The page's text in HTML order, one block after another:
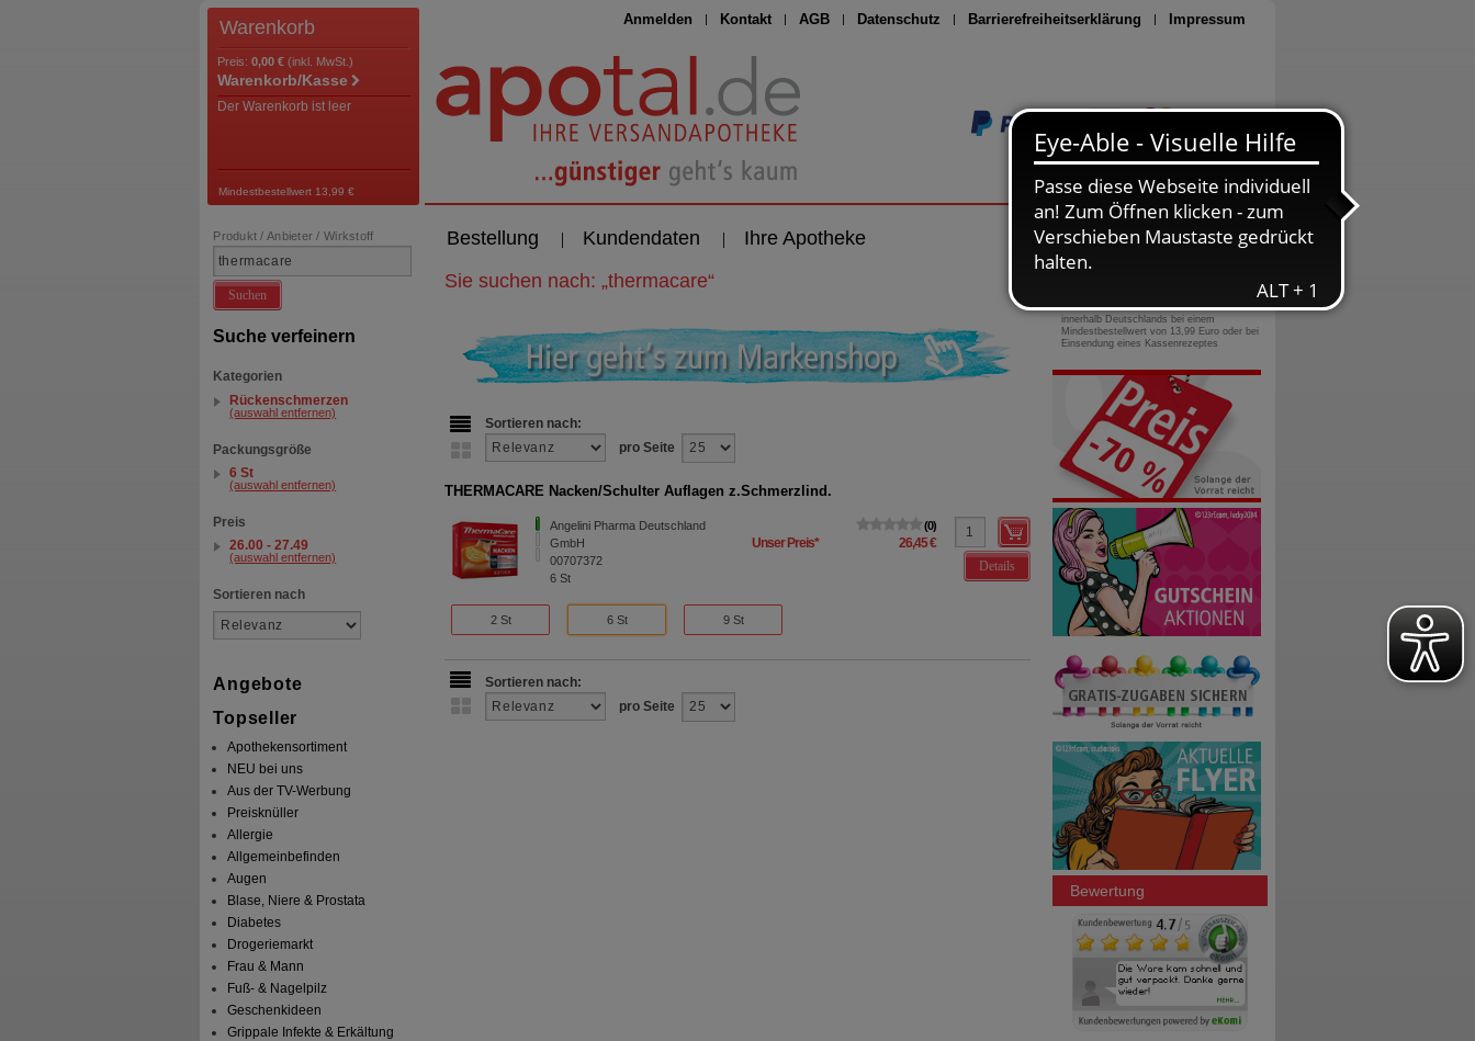
Anmelden Kontakt AGB Datenschutz Barrierefreiheitserklärung Impressum
Seite drucken
Warenkorb
Preis: 0,00 € (inkl. MwSt.)
Warenkorb/Kasse
Der Warenkorb ist leer
Mindestbestellwert 13,99 €
Bestellung Kundendaten Ihre Apotheke
Produkt / Anbieter / Wirkstoff
Suchen
Suche verfeinern
Kategorien
Rückenschmerzen
(auswahl entfernen)
Packungsgröße
6 St
(auswahl entfernen)
Preis
26.00 - 27.49
(auswahl entfernen)
Sortieren nach
Angebote
Topseller
Apothekensortiment
NEU bei uns
Aus der TV-Werbung
Preisknüller
Allergie
Allgemeinbefinden
Augen
Blase, Niere & Prostata
Diabetes
Drogeriemarkt
Frau & Mann
Fuß- & Nagelpilz
Geschenkideen
Grippale Infekte & Erkältung
Sie suchen nach: „thermacare“
Sortieren nach:
pro Seite
THERMACARE Nacken/Schulter Auflagen z.Schmerzlind.
Angelini Pharma Deutschland
GmbH
00707372
6St
0
Unser Preis*
26,45 €
Details
2 St 6 St 9 St
Sortieren nach:
pro Seite
0800-10 11 422
gebührenfreie Rufnummer
innerhalb Deutschlands bei einem
Mindestbestellwert von 13,99 Euro oder bei
Einsendung eines Kassenrezeptes
Bewertung